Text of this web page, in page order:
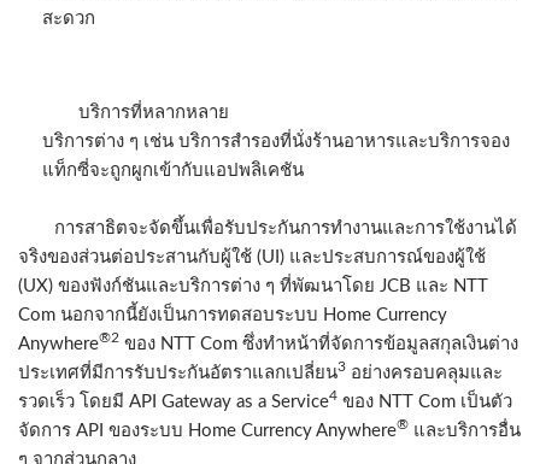
สะดวก
บริการที่หลากหลาย
บริการต่าง ๆ เช่น บริการสำรองที่นั่งร้านอาหารและบริการจอง
แท็กซี่จะถูกผูกเข้ากับแอปพลิเคชัน
การสาธิตจะจัดขึ้นเพื่อรับประกันการทำงานและการใช้งานได้
จริงของส่วนต่อประสานกับผู้ใช้ (UI) และประสบการณ์ของผู้ใช้
(UX) ของฟังก์ชันและบริการต่าง ๆ ที่พัฒนาโดย JCB และ NTT
Com นอกจากนี้ยังเป็นการทดสอบระบบ Home Currency
Anywhere®2 ของ NTT Com ซึ่งทำหน้าที่จัดการข้อมูลสกุลเงินต่าง
ประเทศที่มีการรับประกันอัตราแลกเปลี่ยน3 อย่างครอบคลุมและ
รวดเร็ว โดยมี API Gateway as a Service4 ของ NTT Com เป็นตัว
จัดการ API ของระบบ Home Currency Anywhere® และบริการอื่น
ๆ จากส่วนกลาง